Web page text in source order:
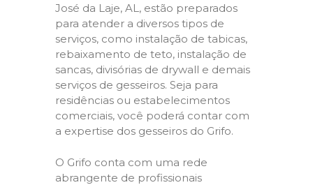
José da Laje, AL, estão preparados
para atender a diversos tipos de
serviços, como instalação de tabicas,
rebaixamento de teto, instalação de
sancas, divisórias de drywall e demais
serviços de gesseiros. Seja para
residências ou estabelecimentos
comerciais, você poderá contar com
a expertise dos gesseiros do Grifo.
O Grifo conta com uma rede
abrangente de profissionais